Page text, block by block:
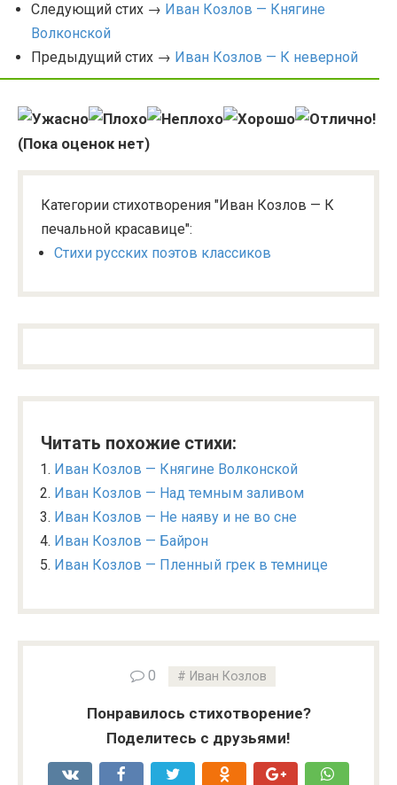
Следующий стих → Иван Козлов — Княгине
Волконской
Предыдущий стих → Иван Козлов — К неверной
(Пока оценок нет)
Категории стихотворения "Иван Козлов — К
печальной красавице":
Стихи русских поэтов классиков
Читать похожие стихи:
Иван Козлов — Княгине Волконской
Иван Козлов — Над темным заливом
Иван Козлов — Не наяву и не во сне
Иван Козлов — Байрон
Иван Козлов — Пленный грек в темнице
0 Иван Козлов
Понравилось стихотворение?
Поделитесь с друзьями!